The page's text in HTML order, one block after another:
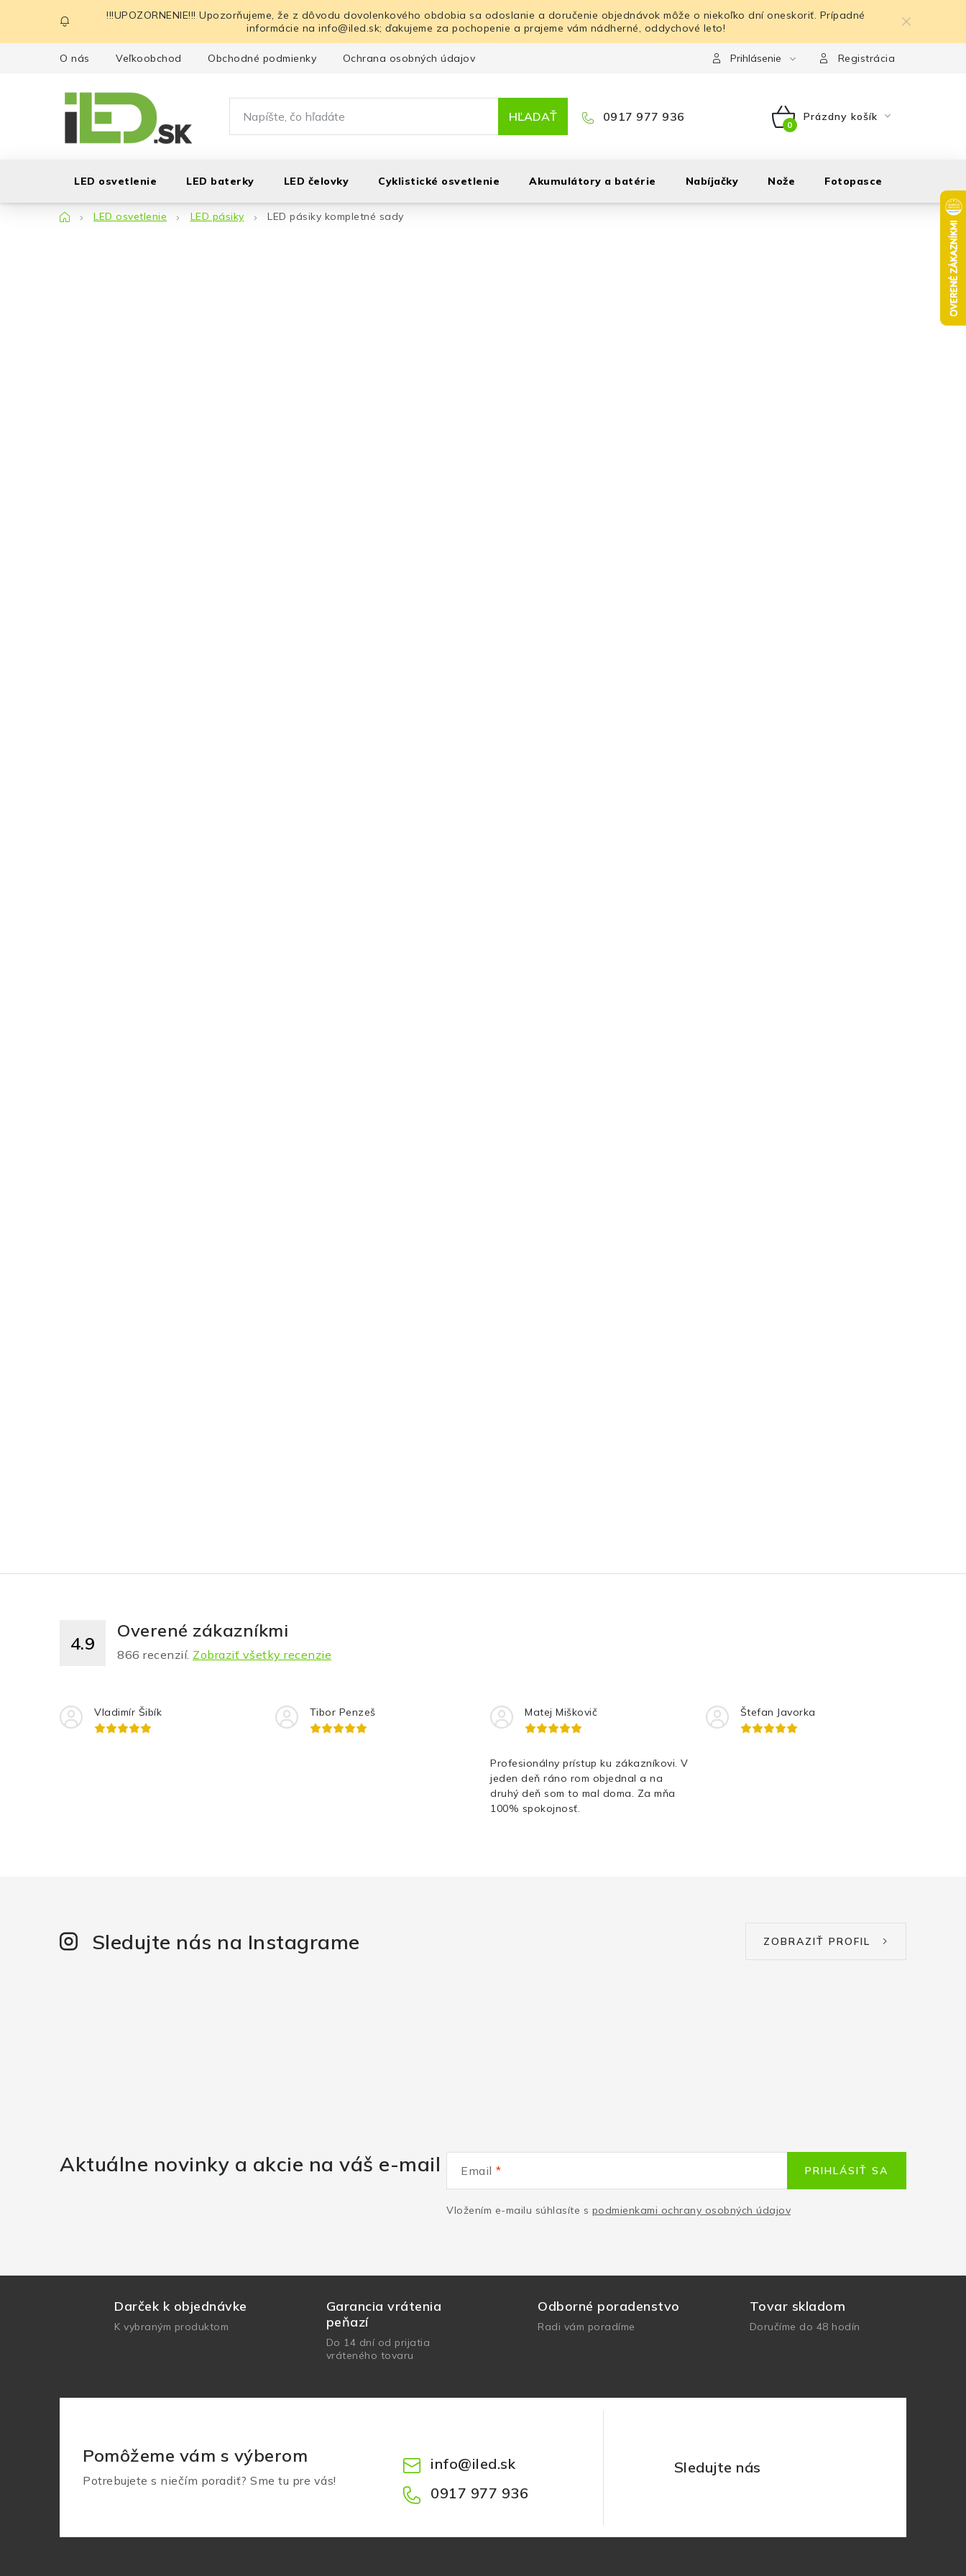
obsah
!!!UPOZORNENIE!!! Upozorňujeme, že z dôvodu dovolenkového obdobia sa odoslanie a doručenie objednávok môže o niekoľko dní oneskoriť. Prípadné
informácie na info@iled.sk; ďakujeme za pochopenie a prajeme vám nádherné, oddychové leto!
O nás Veľkoobchod Obchodné podmienky Ochrana osobných údajov Prihlásenie Registrácia
HĽADAŤ 0917 977 936
NÁKUPNÝ
Prázdny košík
LED osvetlenie LED baterky LED čelovky Cyklistické osvetlenie Akumulátory a batérie Nabíjačky Nože Fotopasce
DomovLED osvetlenie LED pásiky LED pásiky kompletné sady
4.9
Overené zákazníkmi
866 recenzií. Zobraziť všetky recenzie
Vladimír Šibík Tibor Penzeš Matej Miškovič
Profesionálny prístup ku zákazníkovi. V
jeden deň ráno rom objednal a na
druhý deň som to mal doma. Za mňa
100% spokojnosť.
Štefan Javorka
Sledujte nás na Instagrame ZOBRAZIŤ PROFIL
Aktuálne novinky a akcie na váš e-mail Email
Vložením e-mailu súhlasíte s podmienkami ochrany osobných údajov
PRIHLÁSIŤ SA
Darček k objednávke
K vybraným produktom
Garancia vrátenia
peňazí
Do 14 dní od prijatia
vráteného tovaru
Odborné poradenstvo
Radi vám poradíme
Tovar skladom
Doručíme do 48 hodín
Pomôžeme vám s výberom
Potrebujete s niečím poradiť? Sme tu pre vás!
info@iled.sk
0917 977 936